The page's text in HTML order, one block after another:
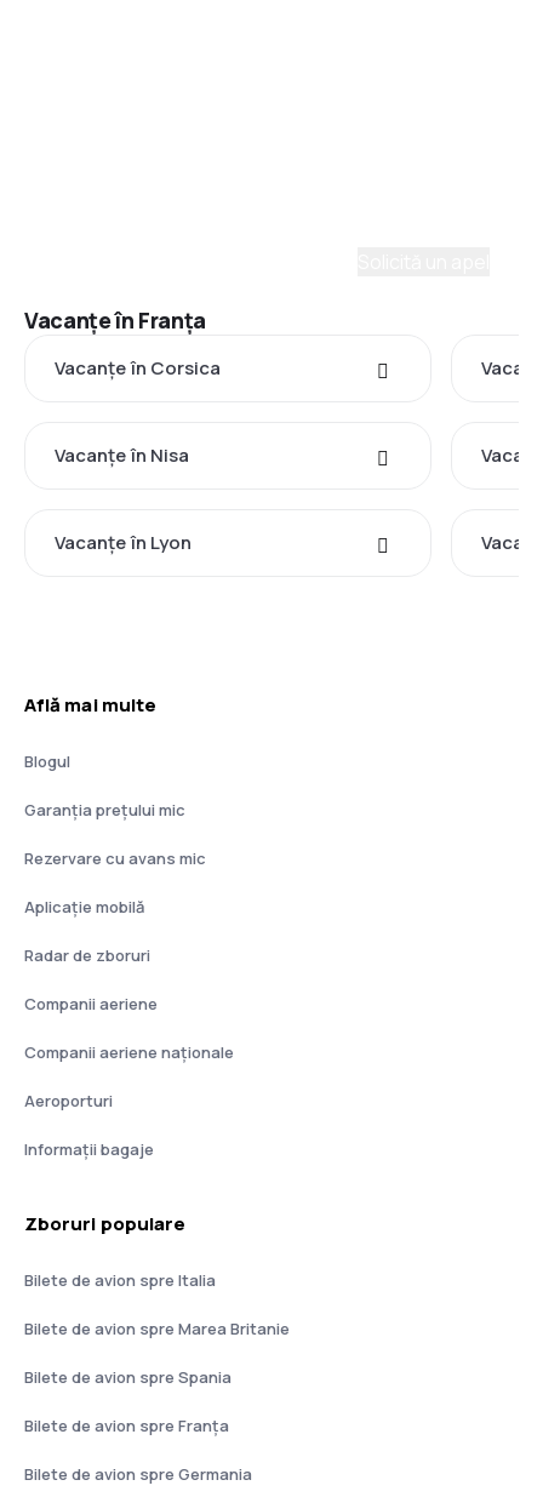
Vacanţe în Franţa
Vacanţe în Corsica
Vacanţe în Nisa
Vacanţe în Lyon
Află mai multe
Blogul
Garanția prețului mic
Rezervare cu avans mic
Aplicație mobilă
Radar de zboruri
Companii aeriene
Companii aeriene naţionale
Aeroporturi
Informații bagaje
Zboruri populare
Bilete de avion spre Italia
Bilete de avion spre Marea Britanie
Bilete de avion spre Spania
Bilete de avion spre Franţa
Bilete de avion spre Germania